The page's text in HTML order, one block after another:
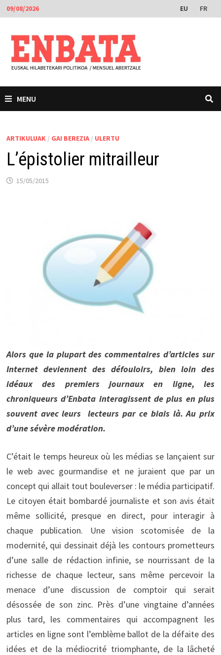
Skip
to
content
09/08/2026 EU FR
MENU
ARTIKULUAK / GAI BEREZIA/ ULERTU
L’épistolier mitrailleur
15/05/2015
Alors que la plupart des commentaires d’articles sur
Internet deviennent des défouloirs, bien loin des
idéaux des premiers journaux en ligne, les
chroniqueurs d’Enbata interagissent de plus en plus
souvent avec leurs lecteurs par ce biais là. Au prix
d’une sévère modération.
C’était le temps heureux où les médias se lançaient sur
le web avec gourmandise et ne juraient que par un
concept qui allait tout bouleverser : le média participatif.
Le citoyen était bombardé journaliste et son avis était
même sollicité, presque en direct, pour interagir à
chaque publication. Une vision scotomisée de la
modernité, qui dessinait déjà les contours prometteurs
d’une salle de rédaction infinie, se nourrissant de la
richesse de chaque lecteur, sans même percevoir la
menace d’une discussion de comptoir qui serait
désossée de son zinc. Près d’une vingtaine d’années
plus tard, les commentaires qui accompagnent les
articles en ligne sont l’emblème ballot de la défaite des
idées et de la médiocrité triomphante, de la lâcheté